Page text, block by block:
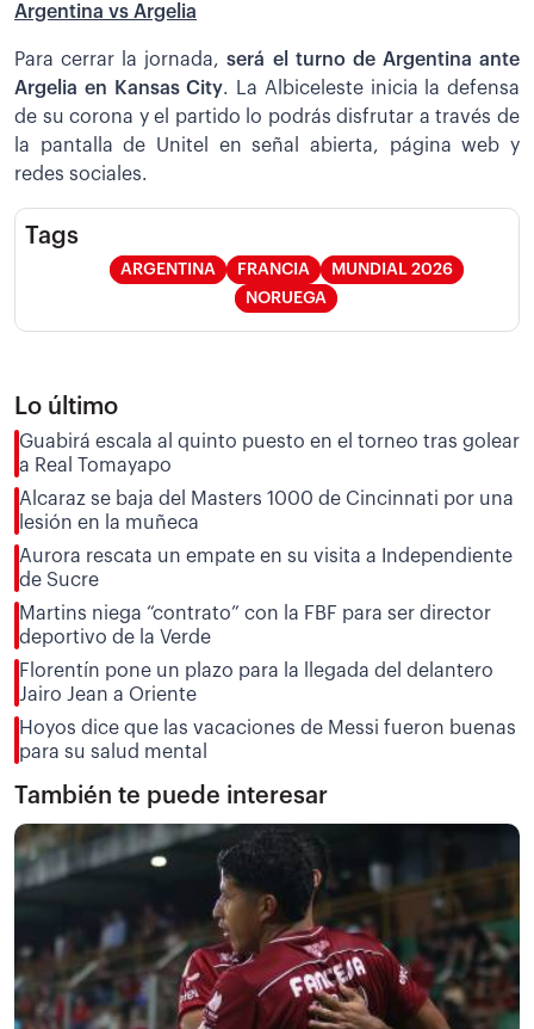
Argentina vs Argelia
Para cerrar la jornada,será el turno de Argentina ante
Argelia en Kansas City. La Albiceleste inicia la defensa
de su corona y el partido lo podrás disfrutar a través de
la pantalla de Unitel en señal abierta, página web y
redes sociales.
Tags
ARGENTINA FRANCIA
MUNDIAL 2026
NORUEGA
Lo último
Guabirá escala al quinto puesto en el torneo tras golear
a Real Tomayapo
Alcaraz se baja del Masters 1000 de Cincinnati por una
lesión en la muñeca
Aurora rescata un empate en su visita a Independiente
de Sucre
Martins niega “contrato” con la FBF para ser director
deportivo de la Verde
Florentín pone un plazo para la llegada del delantero
Jairo Jean a Oriente
Hoyos dice que las vacaciones de Messi fueron buenas
para su salud mental
También te puede interesar